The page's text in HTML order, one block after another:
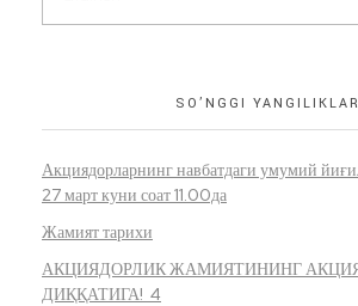
SO’NGGI YANGILIKLAR
Акциядорларнинг навбатдаги умумий
27 март куни соат 11.00да
Жамият тарихи
АКЦИЯДОРЛИК ЖАМИЯТИНИНГ
ДИҚҚАТИГА! 4